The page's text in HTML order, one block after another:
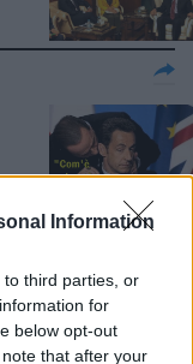
Information
third parties, or
for
below opt-out
that after your